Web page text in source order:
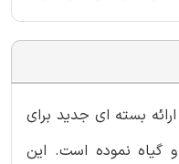
بسته ای جدید برای
گیاه نموده است. این